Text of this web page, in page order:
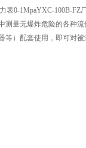
表0-1MpaYXC-100B-
测量无爆炸危险的各种
等）配套使用，即可对